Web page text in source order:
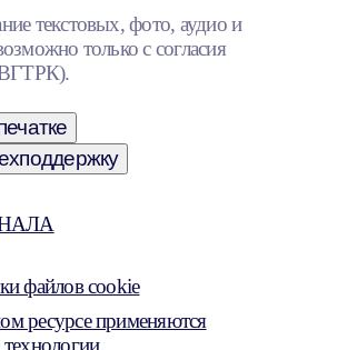
текстовых, фото, аудио и
только с согласия
файлов cookie
ресурсе применяются